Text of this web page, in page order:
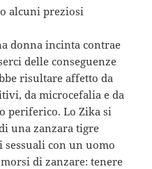
alcuni preziosi
donna incinta contrae
delle conseguenze
risultare affetto da
da microcefalia e da
periferico. Lo Zika si
una zanzara tigre
con un uomo
di zanzare: tenere